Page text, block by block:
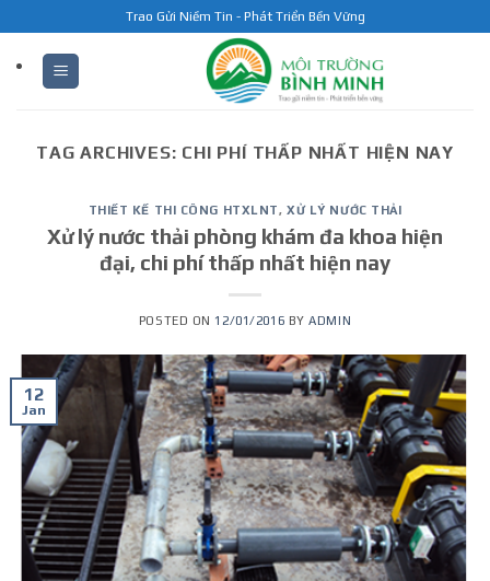
to
content
Trao Gửi Niềm Tin - Phát Triển Bền Vững
TAG ARCHIVES: CHI PHÍ THẤP NHẤT HIỆN NAY
THIẾT KẾ THI CÔNG HTXLNT,XỬ LÝ NƯỚC THẢI
Xử lý nước thải phòng khám đa khoa hiện
đại, chi phí thấp nhất hiện nay
POSTED ON 12/01/2016 BYADMIN
12
Jan